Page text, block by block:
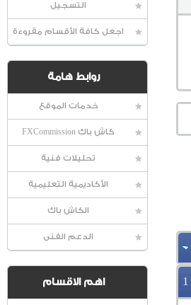
التسجيل
اجعل كافة الأقسام مقروءة
روابط هامة
خدمات الموقع
كاش باك FXCommission
تحليلات فنية
الأكاديمية التعليمية
الكاش باك
الدعم الفنى
اهم الاقسام 1